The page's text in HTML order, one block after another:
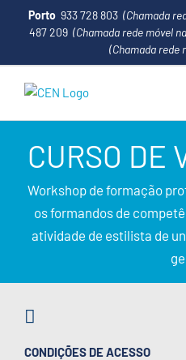
Porto 933 728 803 (Chamada
487 209 (Chamada rede móvel
(Chamada rede
CURSO DE
Workshop de formação
os formandos de
atividade de estilista de
CONDIÇÕES DE ACESSO